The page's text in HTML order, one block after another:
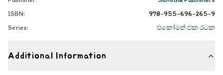
ISBN:
978-955-696-265-9
Series:
එකෝමත් එක රටක
Additional Information